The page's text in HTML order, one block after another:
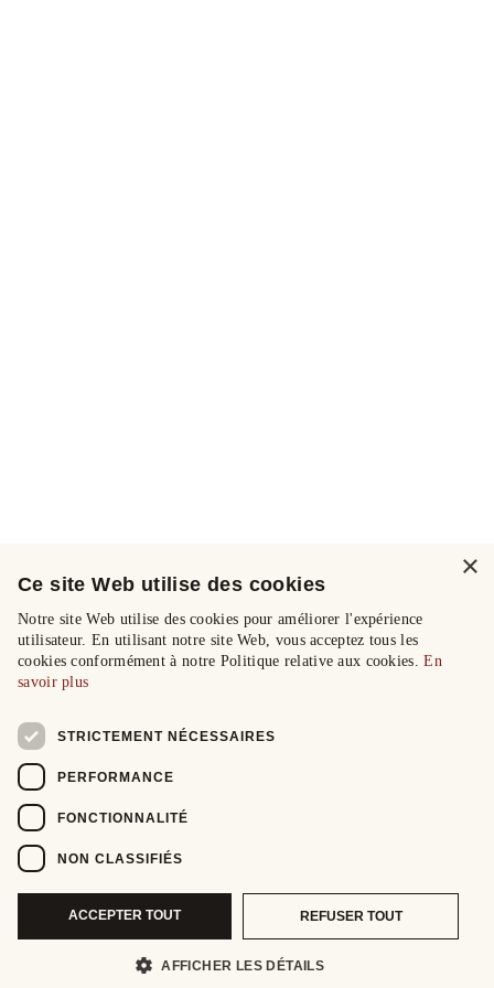
×
Ce site Web utilise des cookies
Notre site Web utilise des cookies pour améliorer l'expérience
utilisateur. En utilisant notre site Web, vous acceptez tous les
cookies conformément à notre Politique relative aux cookies.En
savoir plus
STRICTEMENT NÉCESSAIRES
PERFORMANCE
FONCTIONNALITÉ
NON CLASSIFIÉS
ACCEPTER TOUT REFUSER TOUT
AFFICHER LES DÉTAILS